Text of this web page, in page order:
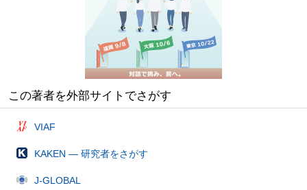
この著者を外部サイトでさがす
VIAF
KAKEN — 研究者をさがす
J-GLOBAL